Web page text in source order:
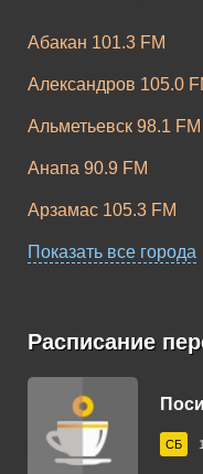
Абакан 101.3 FM
Александров 105.0
Альметьевск 98.1 FM
Анапа 90.9 FM
Арзамас 105.3 FM
Армавир 96.1 FM
Асбест 99.1 FM
Астрахань 106.0 FM
Ачинск 107.0 FM
Балаково 99.2 FM
Показать все города
Расписание
СБ